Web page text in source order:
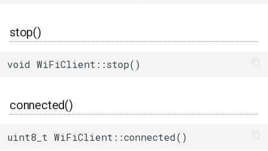
stop()
void WiFiClient::stop()
connected()
uint8_t WiFiClient::connected()